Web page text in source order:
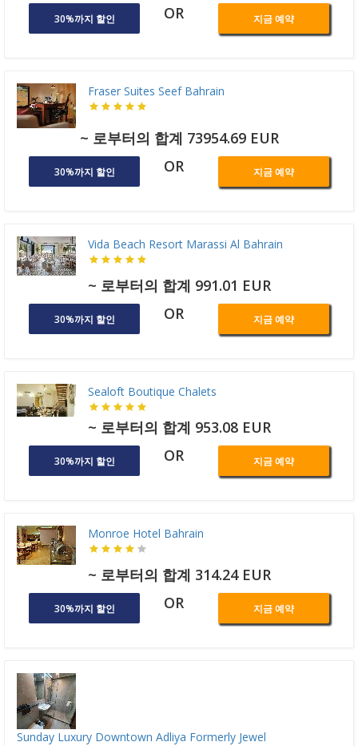
30%까지 할인 OR 지금 예약
Fraser Suites Seef Bahrain
~ 로부터의 합계 73954.69 EUR
30%까지 할인 OR 지금 예약
Vida Beach Resort Marassi Al Bahrain
~ 로부터의 합계 991.01 EUR
30%까지 할인 OR 지금 예약
Sealoft Boutique Chalets
~ 로부터의 합계 953.08 EUR
30%까지 할인 OR 지금 예약
Monroe Hotel Bahrain
~ 로부터의 합계 314.24 EUR
30%까지 할인 OR 지금 예약
Sunday Luxury Downtown Adliya Formerly Jewel